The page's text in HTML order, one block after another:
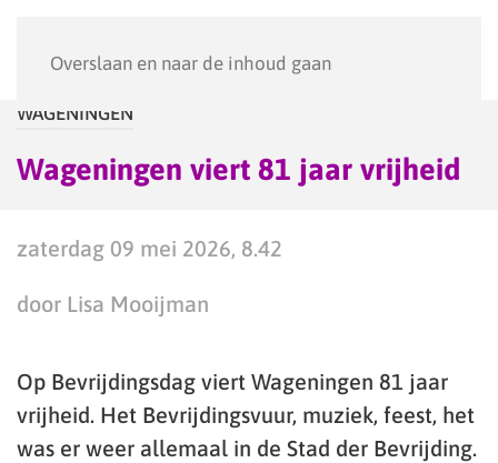
Overslaan en naar de inhoud gaan
WAGENINGEN
Wageningen viert 81 jaar vrijheid
zaterdag 09 mei 2026, 8.42
door Lisa Mooijman
Op Bevrijdingsdag viert Wageningen 81 jaar
vrijheid. Het Bevrijdingsvuur, muziek, feest, het
was er weer allemaal in de Stad der Bevrijding.